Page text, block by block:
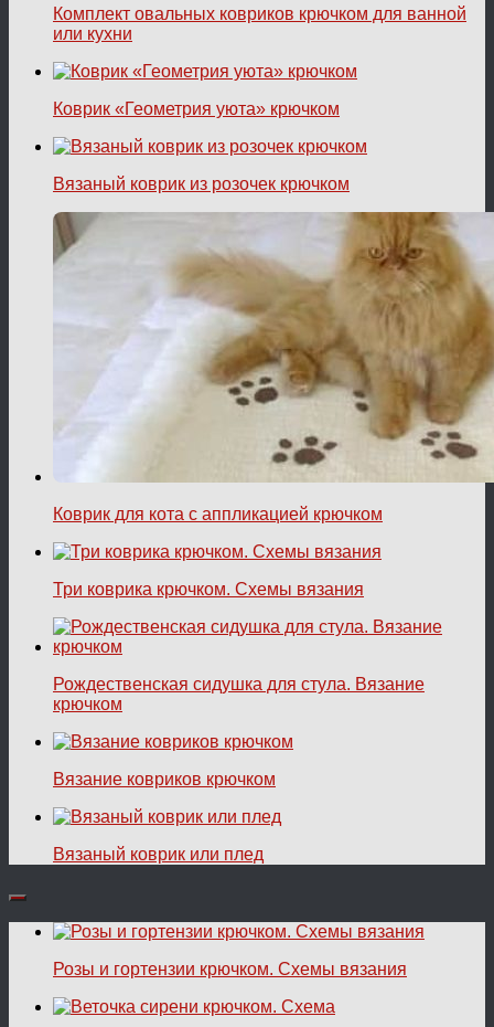
Комплект овальных ковриков крючком для ванной
или кухни
Коврик «Геометрия уюта» крючком
Вязаный коврик из розочек крючком
Коврик для кота с аппликацией крючком
Три коврика крючком. Схемы вязания
Рождественская сидушка для стула. Вязание
крючком
Вязание ковриков крючком
Вязаный коврик или плед
Розы и гортензии крючком. Схемы вязания